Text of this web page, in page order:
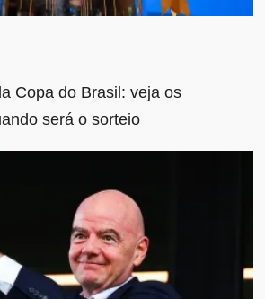
Copa do Brasil: veja os
será o sorteio